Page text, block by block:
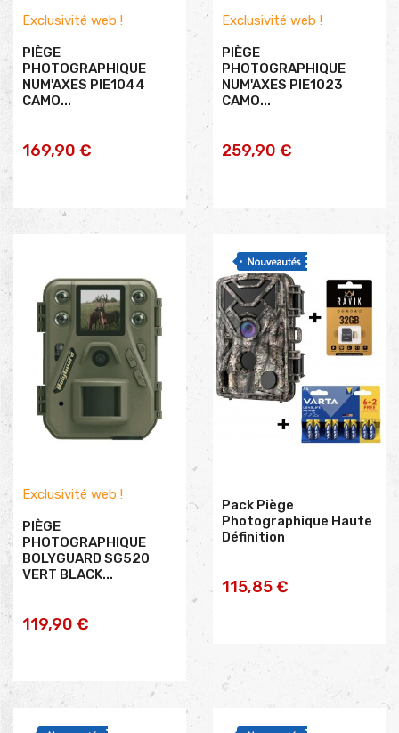
Exclusivité web !
PIÈGE
PHOTOGRAPHIQUE
NUM'AXES PIE1044
CAMO...
169,90 €AJOUTER AU
Exclusivité web !
PIÈGE
PHOTOGRAPHIQUE
NUM'AXES PIE1023
CAMO...
259,90 €AJOUTER AU
Exclusivité web !
PIÈGE
PHOTOGRAPHIQUE
BOLYGUARD SG520
VERT BLACK...
119,90 €AJOUTER AU
Pack Piège
Photographique Haute
Définition
115,85 €AJOUTER AU